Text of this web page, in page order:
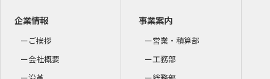
企業情報
ご挨拶
会社概要
事業案内
営業・積算部
工務部